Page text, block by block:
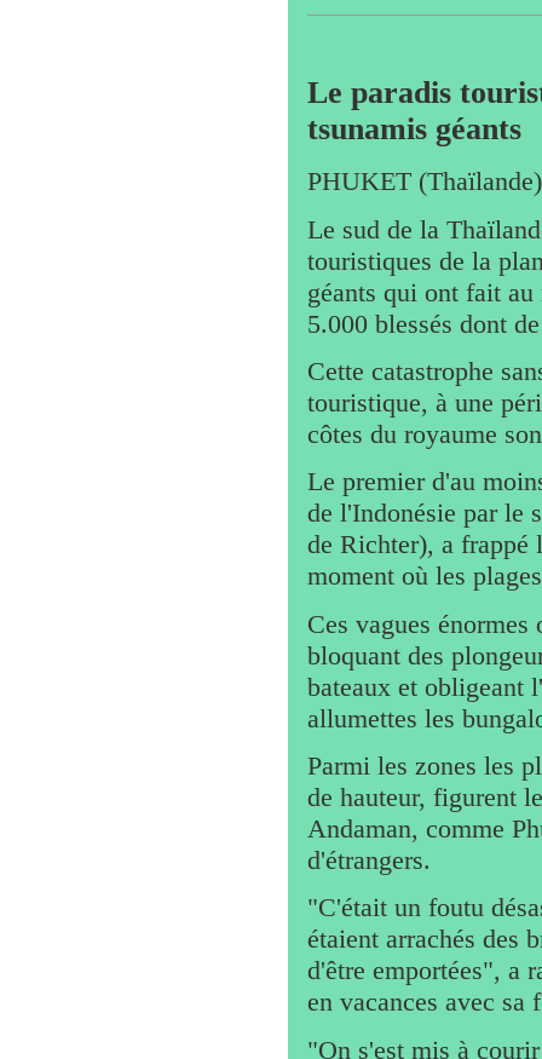
Le paradis
tsunamis géants
PHUKET
Le sud de la
touristiques de la
géants qui ont fait
5.000 blessés dont
Cette catastrophe
touristique, à une
côtes du royaume
Le premier d'au
de l'Indonésie par le
de Richter), a frappé
moment où les
Ces vagues
bloquant des
bateaux et obligeant
allumettes les
Parmi les zones les
de hauteur, figurent
Andaman, comme
d'étrangers.
"C'était un foutu
étaient arrachés des
d'être emportées", a
en vacances avec sa
"On s'est mis à